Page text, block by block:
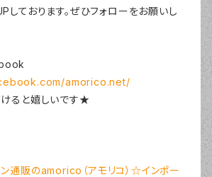
ております。ぜひフォローをお願いし
amorico.net/
ると嬉しいです★
通販のamorico（アモリコ）☆インポー